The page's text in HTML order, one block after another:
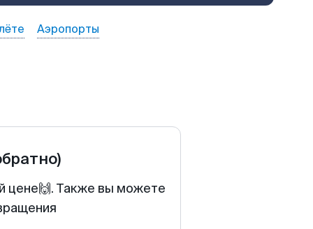
Аэропорты
цене🙌. Также вы можете